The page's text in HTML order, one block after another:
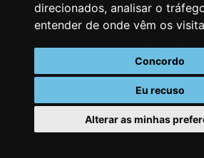
direcionados, analisar o
entender de onde vêm os
Concordo
Eu recuso
Alterar as minhas
BLOG
VAGAS
CONTATO